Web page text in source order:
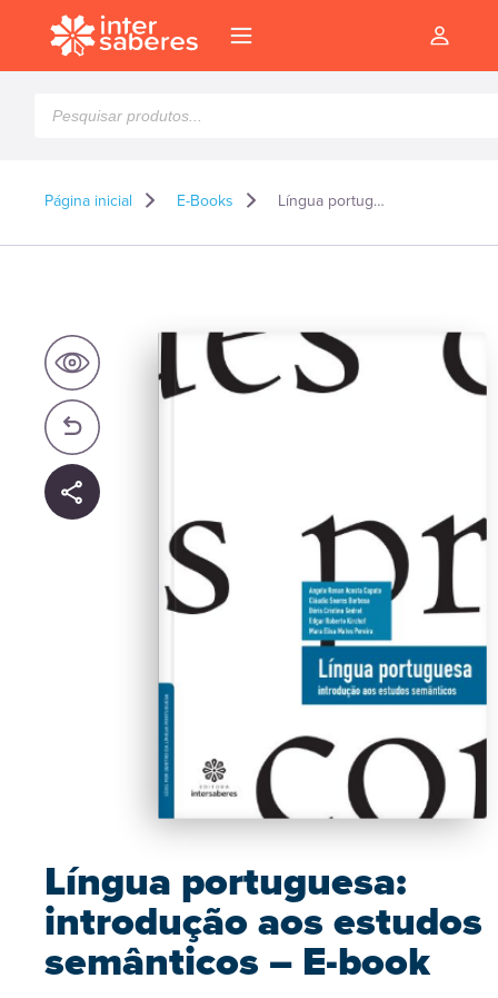
produtos
Página inicial E-Books Língua portuguesa: introdução aos estudos semânticos – E-book
Língua portuguesa:
introdução aos estudos
semânticos – E-book